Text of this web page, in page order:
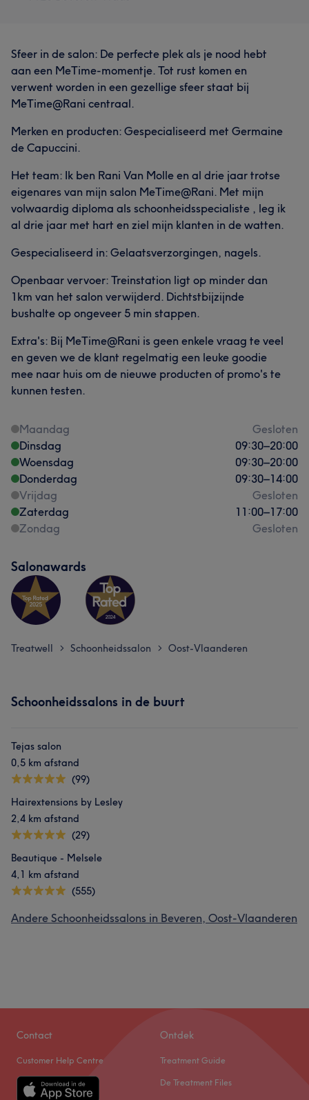
Sfeer in de salon: De perfecte plek als je nood hebt
aan een MeTime-momentje. Tot rust komen en
verwent worden in een gezellige sfeer staat bij
MeTime@Rani centraal.
Merken en producten: Gespecialiseerd met Germaine
de Capuccini.
Het team: Ik ben Rani Van Molle en al drie jaar trotse
eigenares van mijn salon MeTime@Rani. Met mijn
volwaardig diploma als schoonheidsspecialiste , leg ik
al drie jaar met hart en ziel mijn klanten in de watten.
Gespecialiseerd in: Gelaatsverzorgingen, nagels.
Openbaar vervoer: Treinstation ligt op minder dan
1km van het salon verwijderd. Dichtstbijzijnde
bushalte op ongeveer 5 min stappen.
Extra's: Bij MeTime@Rani is geen enkele vraag te veel
en geven we de klant regelmatig een leuke goodie
mee naar huis om de nieuwe producten of promo's te
kunnen testen.
Maandag
Gesloten
Dinsdag
09:30–20:00
Woensdag
09:30–20:00
Donderdag
09:30–14:00
Vrijdag
Gesloten
Zaterdag
11:00–17:00
Zondag
Gesloten
Salonawards
Treatwell > Schoonheidssalon > Oost-Vlaanderen
Schoonheidssalons in de buurt
Tejas salon
0,5 km afstand
(99)
Hairextensions by Lesley
2,4 km afstand
(29)
Beautique - Melsele
4,1 km afstand
(555)
Andere Schoonheidssalons in Beveren, Oost-Vlaanderen
Contact
Customer Help Centre
Ontdek
Treatment Guide
De Treatment Files